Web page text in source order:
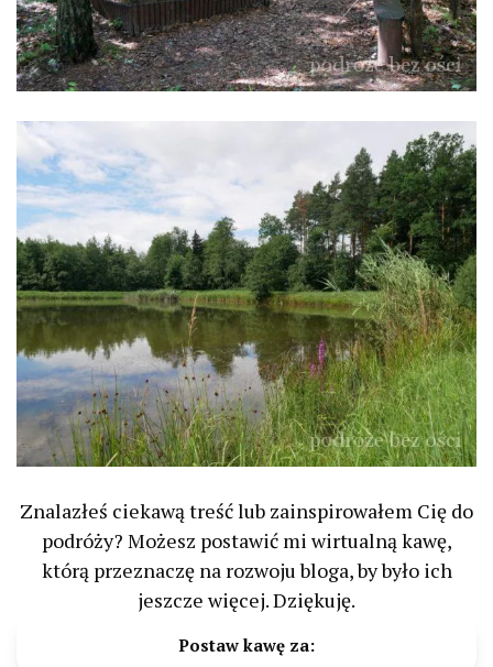
Znalazłeś ciekawą treść lub zainspirowałem Cię do
podróży? Możesz postawić mi wirtualną kawę,
którą przeznaczę na rozwoju bloga, by było ich
jeszcze więcej. Dziękuję.
Postaw kawę za: